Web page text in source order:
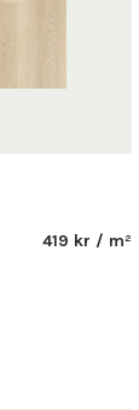
419 kr / m²